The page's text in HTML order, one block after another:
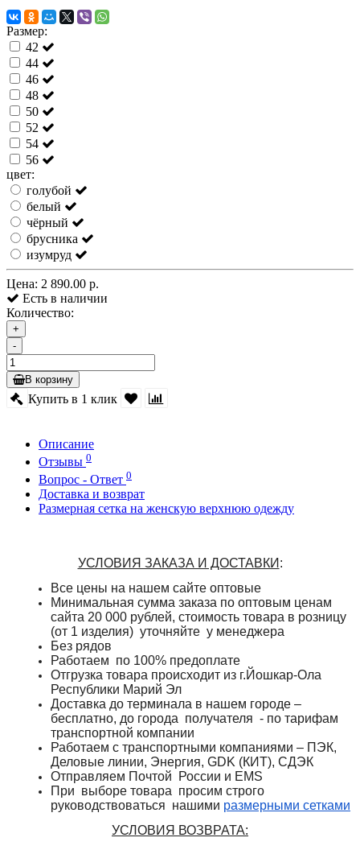
Размер:
42
44
46
48
50
52
54
56
цвет:
голубой
белый
чёрный
брусника
изумруд
Цена: 2 890.00 р.
Есть в наличии
Количество:
+
-
В корзину
Купить в 1 клик
Описание
Отзывы 0
Вопрос - Ответ 0
Доставка и возврат
Размерная сетка на женскую верхнюю одежду
УСЛОВИЯ ЗАКАЗА И ДОСТАВКИ :
Все цены на нашем сайте оптовые
Минимальная сумма заказа по оптовым ценам
сайта 20 000 рублей, стоимость товара в розницу
(от 1 изделия) уточняйте у менеджера
Без рядов
Работаем по 100% предоплате
Отгрузка товара происходит из г.Йошкар-Ола
Республики Марий Эл
Доставка до терминала в нашем городе –
бесплатно, до города получателя - по тарифам
транспортной компании
Работаем с транспортными компаниями – ПЭК,
Деловые линии, Энергия, GDK (КИТ), СДЭК
Отправляем Почтой России и EMS
При выборе товара просим строго
руководствоваться нашими размерными сетками
УСЛОВИЯ ВОЗВРАТА: